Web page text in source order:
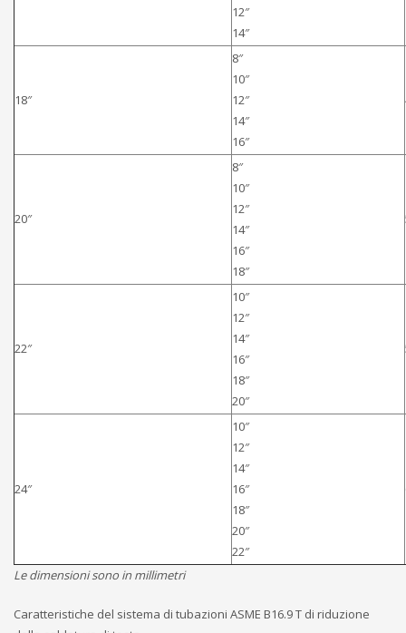
12″
14″
18″
8″
10″
12″
14″
16″
20″
8″
10″
12″
14″
16″
18″
22″
10″
12″
14″
16″
18″
20″
24″
10″
12″
14″
16″
18″
20″
22″
Le dimensioni sono in millimetri
Caratteristiche del sistema di tubazioni ASME B16.9 T di riduzione